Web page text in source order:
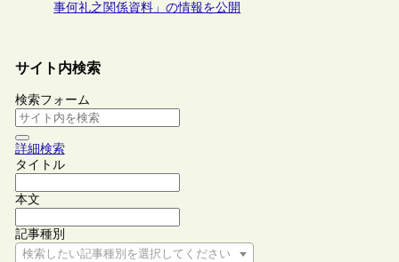
事何礼之関係資料」の情報を公開
サイト内検索
検索フォーム
詳細検索
タイトル
本文
記事種別
検索したい記事種別を選択してください